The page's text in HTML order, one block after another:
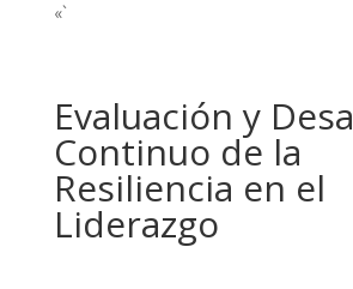
«`
Evaluación y
Continuo de la
Resiliencia en el
Liderazgo